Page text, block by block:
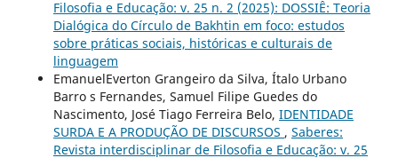
Filosofia e Educação: v. 25 n. 2 (2025): DOSSIÊ: Teoria
Dialógica do Círculo de Bakhtin em foco: estudos
sobre práticas sociais, históricas e culturais de
linguagem
EmanuelEverton Grangeiro da Silva, Ítalo Urbano
Barro s Fernandes, Samuel Filipe Guedes do
Nascimento, José Tiago Ferreira Belo, IDENTIDADE
SURDA E A PRODUÇÃO DE DISCURSOS , Saberes:
Revista interdisciplinar de Filosofia e Educação: v. 25